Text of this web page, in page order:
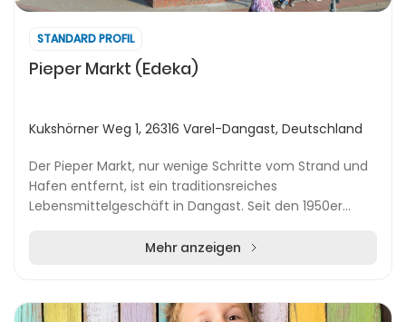
STANDARD PROFIL
Pieper Markt (Edeka)
Kukshörner Weg 1, 26316 Varel-Dangast, Deutschland
Der Pieper Markt, nur wenige Schritte vom Strand und
Hafen entfernt, ist ein traditionsreiches
Lebensmittelgeschäft in Dangast. Seit den 1950er
Mehr anzeigen